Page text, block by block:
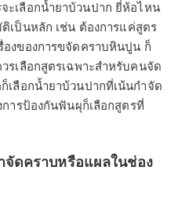
เลือกน้ำยาบ้วนปาก ยี่ห้อไหน
เป็นหลัก เช่น ต้องการแค่สูตร
องของการขจัดคราบหินปูน ก็
รเลือกสูตรเฉพาะสำหรับคนจัด
เลือกน้ำยาบ้วนปากที่เน้นกำจัด
ารป้องกันฟันผุก็เลือกสูตรที่
จัดคราบหรือแผลในช่อง